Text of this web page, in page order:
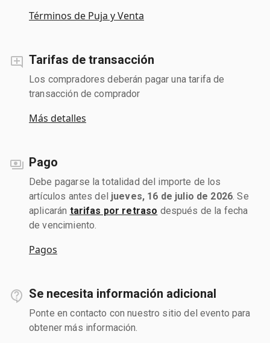
Términos de Puja y Venta
Tarifas de transacción
Los compradores deberán pagar una tarifa de
transacción de comprador
Más detalles
Pago
Debe pagarse la totalidad del importe de los
artículos antes del jueves, 16 de julio de 2026 . Se
aplicarán tarifas por retraso después de la fecha
de vencimiento.
Pagos
Se necesita información adicional
Ponte en contacto con nuestro sitio del evento para
obtener más información.